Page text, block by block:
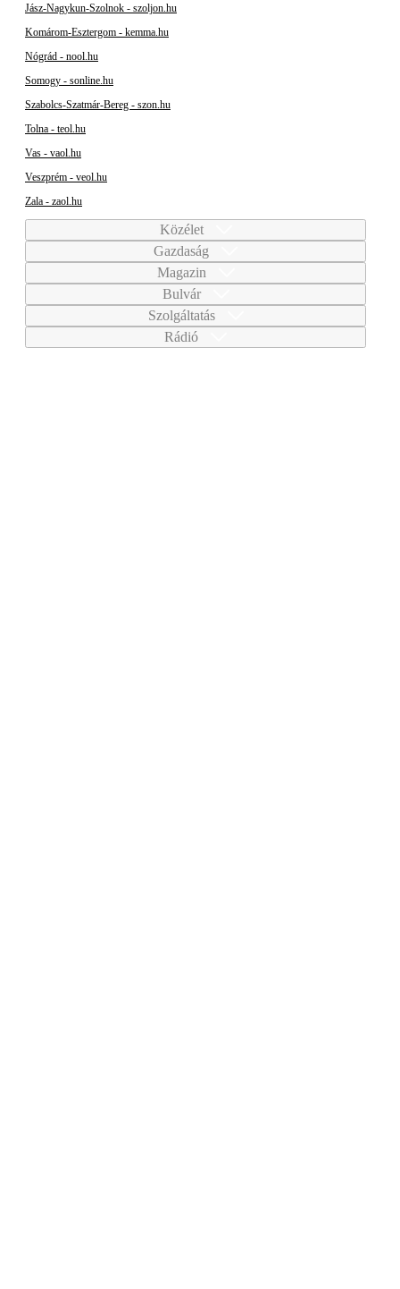
Jász-Nagykun-Szolnok - szoljon.hu
Komárom-Esztergom - kemma.hu
Nógrád - nool.hu
Somogy - sonline.hu
Szabolcs-Szatmár-Bereg - szon.hu
Tolna - teol.hu
Vas - vaol.hu
Veszprém - veol.hu
Zala - zaol.hu
Közélet
Gazdaság
Magazin
Bulvár
Szolgáltatás
Rádió